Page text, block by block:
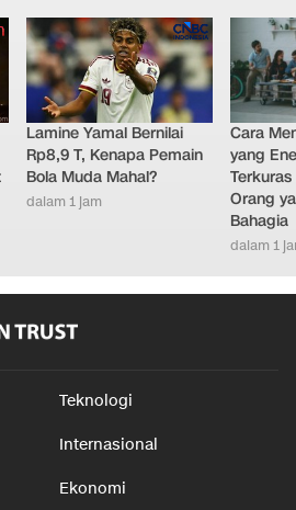
Lamine Yamal Bernilai
Rp8,9 T, Kenapa Pemain
Bola Muda Mahal?
dalam 1 jam
Cara
yang
Orang
Bahagia
dalam 1
Teknologi
Internasional
Ekonomi